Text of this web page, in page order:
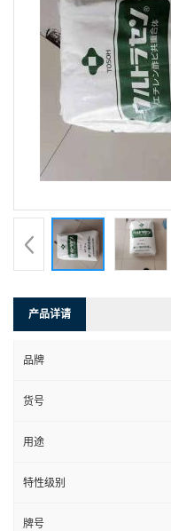
产品详请
品牌
货号
用途
特性级别
牌号